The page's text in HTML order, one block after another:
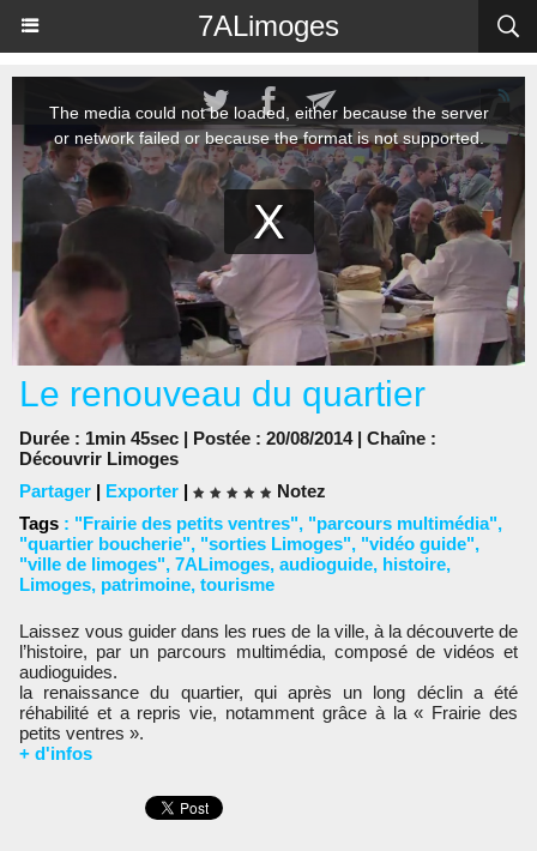
7ALimoges
Le renouveau du quartier
Durée : 1min 45sec | Postée : 20/08/2014 | Chaîne :
Découvrir Limoges
Partager | Exporter |
Notez
Tags : "Frairie des petits ventres", "parcours multimédia",
"quartier boucherie", "sorties Limoges", "vidéo guide",
"ville de limoges", 7ALimoges, audioguide, histoire,
Limoges, patrimoine, tourisme
Laissez vous guider dans les rues de la ville, à la découverte de
l’histoire, par un parcours multimédia, composé de vidéos et
audioguides.
la renaissance du quartier, qui après un long déclin a été
réhabilité et a repris vie, notamment grâce à la « Frairie des
petits ventres ».
+ d'infos